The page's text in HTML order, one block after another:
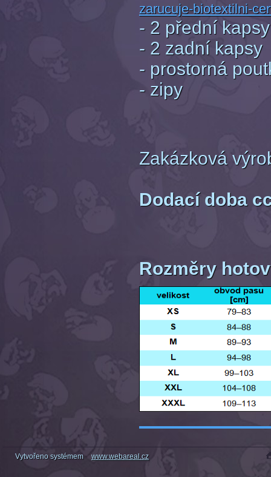
zarucuje-biotextilni-
- 2 přední kapsy
- 2 zadní kapsy
- prostorná
- zipy
Zakázková
Dodací doba
Rozměry
Vytvořeno systémem www.webareal.cz